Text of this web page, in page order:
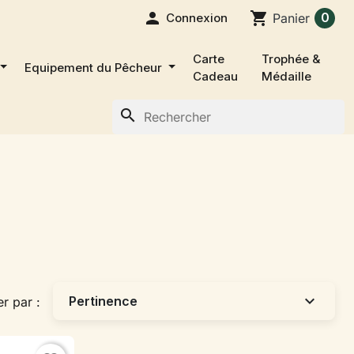
 Connexion shopping_cart Panier 0
Equipement du Pêcheur
Carte
Cadeau
Trophée &
Médaille
search
par : Pertinence expand_more